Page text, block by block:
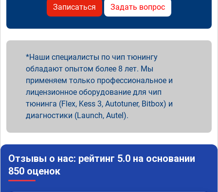
Записаться Задать вопрос
Наши специалисты по чип тюнингу
обладают опытом более 8 лет. Мы
применяем только профессиональное и
лицензионное оборудование для чип
тюнинга (Flex, Kess 3, Autotuner, Bitbox) и
диагностики (Launch, Autel).
Отзывы о нас: рейтинг 5.0 на основании
850 оценок